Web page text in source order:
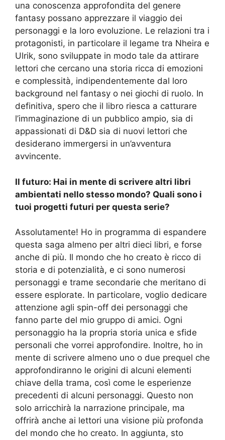
una conoscenza approfondita del genere
fantasy possano apprezzare il viaggio dei
personaggi e la loro evoluzione. Le relazioni tra i
protagonisti, in particolare il legame tra Nheira e
Ulrik, sono sviluppate in modo tale da attirare
lettori che cercano una storia ricca di emozioni
e complessità, indipendentemente dal loro
background nel fantasy o nei giochi di ruolo. In
definitiva, spero che il libro riesca a catturare
l’immaginazione di un pubblico ampio, sia di
appassionati di D&D sia di nuovi lettori che
desiderano immergersi in un’avventura
avvincente.
Il futuro: Hai in mente di scrivere altri libri
ambientati nello stesso mondo? Quali sono i
tuoi progetti futuri per questa serie?
Assolutamente! Ho in programma di espandere
questa saga almeno per altri dieci libri, e forse
anche di più. Il mondo che ho creato è ricco di
storia e di potenzialità, e ci sono numerosi
personaggi e trame secondarie che meritano di
essere esplorate. In particolare, voglio dedicare
attenzione agli spin-off dei personaggi che
fanno parte del mio gruppo di amici. Ogni
personaggio ha la propria storia unica e sfide
personali che vorrei approfondire. Inoltre, ho in
mente di scrivere almeno uno o due prequel che
approfondiranno le origini di alcuni elementi
chiave della trama, così come le esperienze
precedenti di alcuni personaggi. Questo non
solo arricchirà la narrazione principale, ma
offrirà anche ai lettori una visione più profonda
del mondo che ho creato. In aggiunta, sto